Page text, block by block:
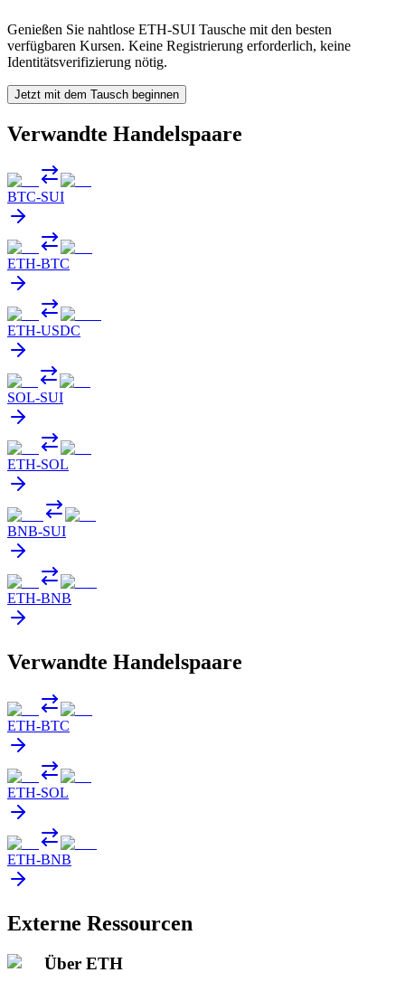
Genießen Sie nahtlose ETH-SUI Tausche mit den besten
verfügbaren Kursen. Keine Registrierung erforderlich, keine
Identitätsverifizierung nötig.
Jetzt mit dem Tausch beginnen
Verwandte Handelspaare
BTC-SUI
ETH-BTC
ETH-USDC
SOL-SUI
ETH-SOL
BNB-SUI
ETH-BNB
Verwandte Handelspaare
ETH-BTC
ETH-SOL
ETH-BNB
Externe Ressourcen
Über ETH